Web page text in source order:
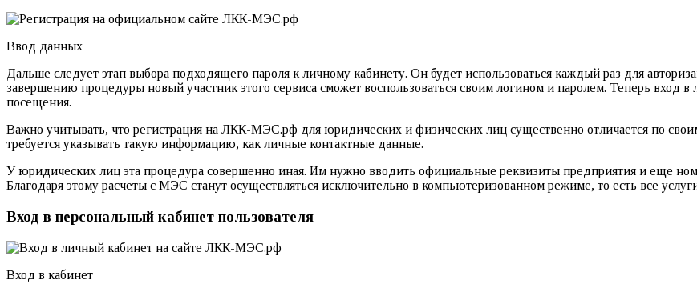
Ввод данных
Дальше следует этап выбора подходящего пароля к личному кабинету. Он будет использоваться каждый раз для
завершению процедуры новый участник этого сервиса сможет воспользоваться своим логином и паролем. Теперь
посещения.
Важно учитывать, что регистрация на ЛКК-МЭС.рф для юридических и физических лиц существенно отличается по
требуется указывать такую информацию, как личные контактные данные.
У юридических лиц эта процедура совершенно иная. Им нужно вводить официальные реквизиты предприятия и еще
Благодаря этому расчеты с МЭС станут осуществляться исключительно в компьютеризованном режиме, то есть все
Вход в персональный кабинет пользователя
Вход в кабинет